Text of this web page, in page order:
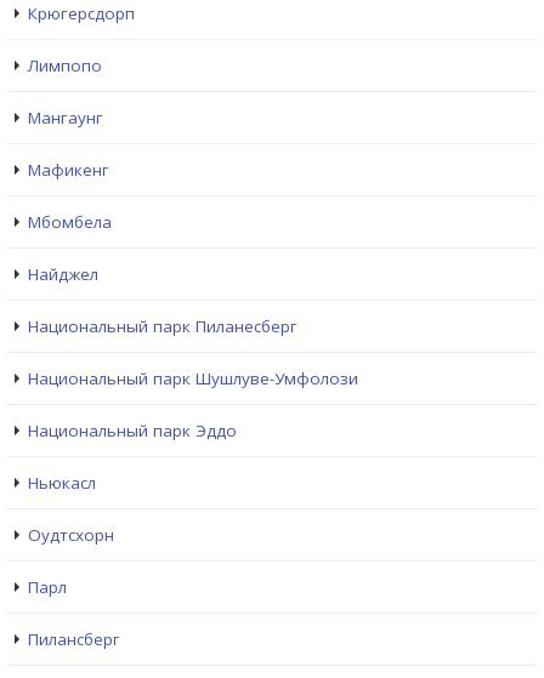
Крюгерсдорп
Лимпопо
Мангаунг
Мафикенг
Мбомбела
Найджел
Национальный парк Пиланесберг
Национальный парк Шушлуве-Умфолози
Национальный парк Эддо
Ньюкасл
Оудтсхорн
Парл
Пилансберг